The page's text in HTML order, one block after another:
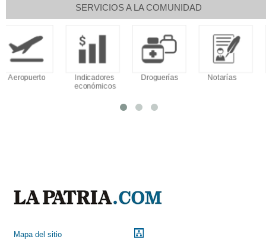
SERVICIOS A LA COMUNIDAD
Indicadores
Droguerías Notarías
Calendario
Mapa del sitio